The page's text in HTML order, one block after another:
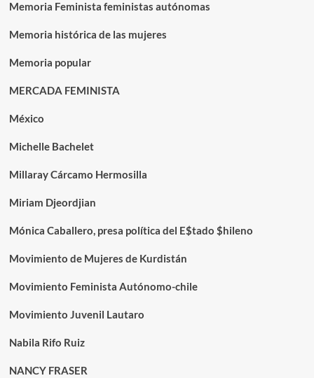
Memoria Feminista feministas autónomas
Memoria histórica de las mujeres
Memoria popular
MERCADA FEMINISTA
México
Michelle Bachelet
Millaray Cárcamo Hermosilla
Miriam Djeordjian
Mónica Caballero, presa política del E$tado $hileno
Movimiento de Mujeres de Kurdistán
Movimiento Feminista Autónomo-chile
Movimiento Juvenil Lautaro
Nabila Rifo Ruiz
NANCY FRASER